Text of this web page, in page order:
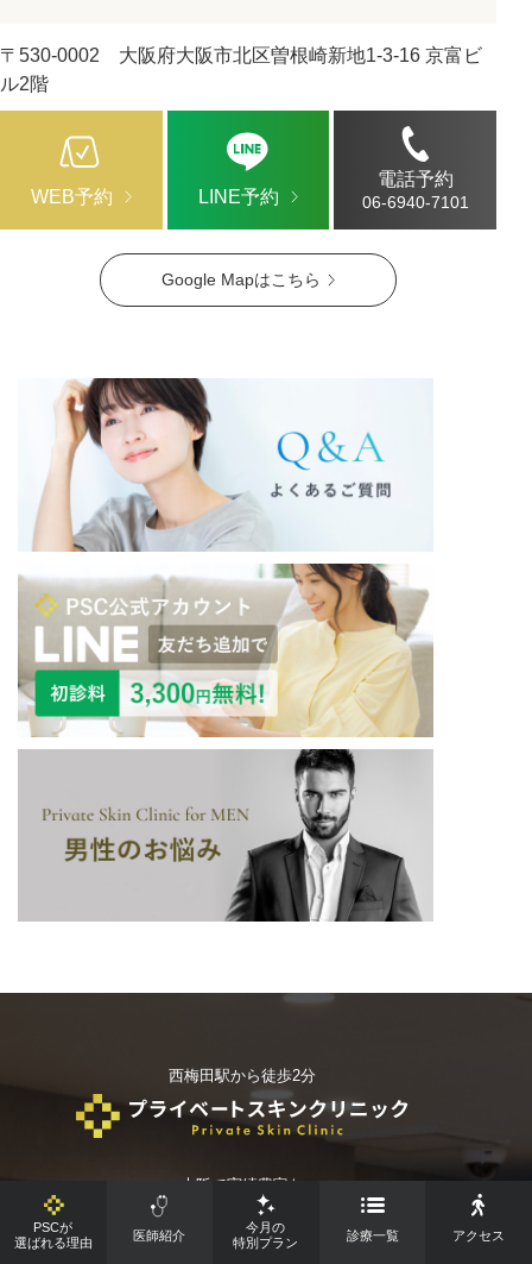
Google Mapはこちら
〒530-0002 大阪府大阪市北区曽根崎新地1-3-16 京富ビ
ル2階
WEB予約 LINE予約
電話予約
06-6940-7101
西梅田駅から徒歩2分
大阪で実績豊富な
美容外科・美容皮膚科・美容整形を
お探しなら梅田のプライベートスキンクリニック
PSCが
選ばれる理由
医師紹介
今月の
特別プラン
診療一覧 アクセス